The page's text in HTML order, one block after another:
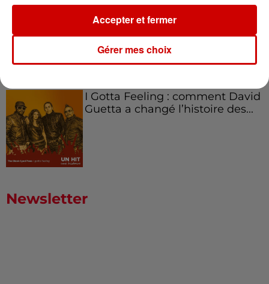
Born in the U.S.A - Bruce
Springsteen : la chanson que
I Gotta Feeling : comment David
Guetta a changé l’histoire des...
Newsletter
Gérer mes choix
Accepter et fermer